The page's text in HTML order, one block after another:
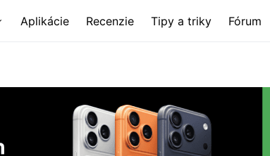
Aplikácie Recenzie Tipy a triky Fórum